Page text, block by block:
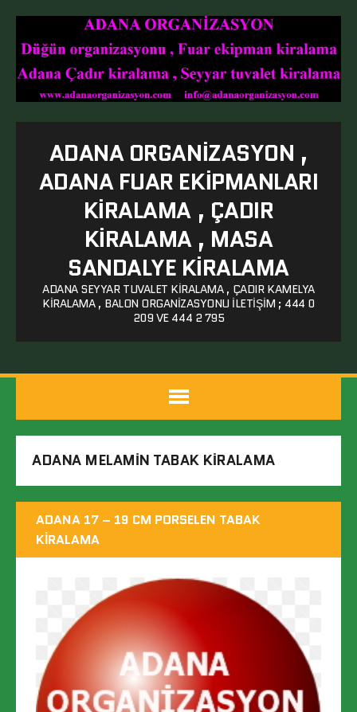
ADANA ORGANIZASYON ,
ADANA FUAR EKIPMANLARI
KIRALAMA , ÇADIR
KIRALAMA , MASA
SANDALYE KIRALAMA
ADANA SEYYAR TUVALET KIRALAMA , ÇADIR KAMELYA
KIRALAMA , BALON ORGANIZASYONU ILETIŞIM ; 444 0
209 VE 444 2 795
ADANA MELAMIN TABAK KIRALAMA
ADANA 17 – 19 CM PORSELEN TABAK
KIRALAMA